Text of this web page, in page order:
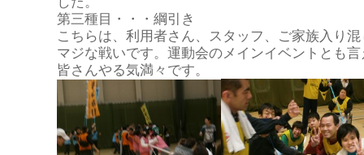
第三種目・・・綱引き
こちらは、利用者さん、スタッフ、ご家族入り
マジな戦いです。運動会のメインイベントとも
皆さんやる気満々です。